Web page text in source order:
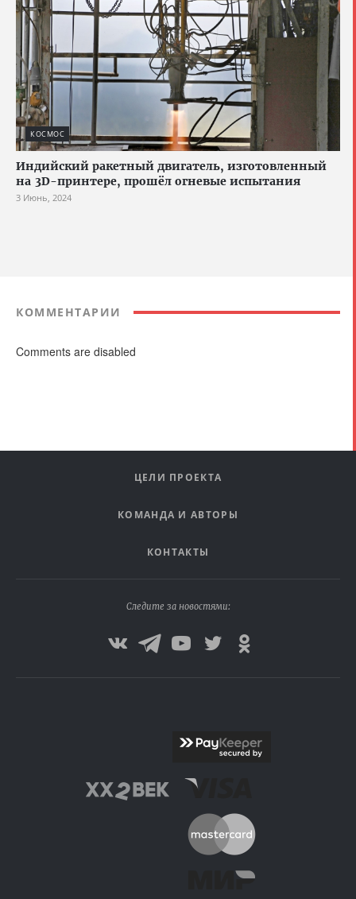
КОСМОС
Индийский ракетный двигатель, изготовленный
на 3D-принтере, прошёл огневые испытания
3 Июнь, 2024
КОММЕНТАРИИ
Comments are disabled
ЦЕЛИ ПРОЕКТА
КОМАНДА И АВТОРЫ
КОНТАКТЫ
Следите за новостями: